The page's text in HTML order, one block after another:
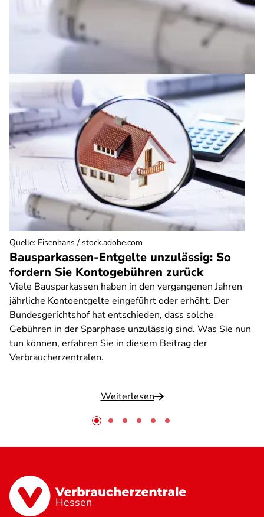
Bausparkassen-Entgelte unzulässig: So
fordern Sie Kontogebühren zurück
Viele Bausparkassen haben in den vergangenen Jahren
jährliche Kontoentgelte eingeführt oder erhöht. Der
Bundesgerichtshof hat entschieden, dass solche
Gebühren in der Sparphase unzulässig sind. Was Sie nun
tun können, erfahren Sie in diesem Beitrag der
Verbraucherzentralen.
Weiterlesen
Quelle: Eisenhans / stock.adobe.com
Hessen